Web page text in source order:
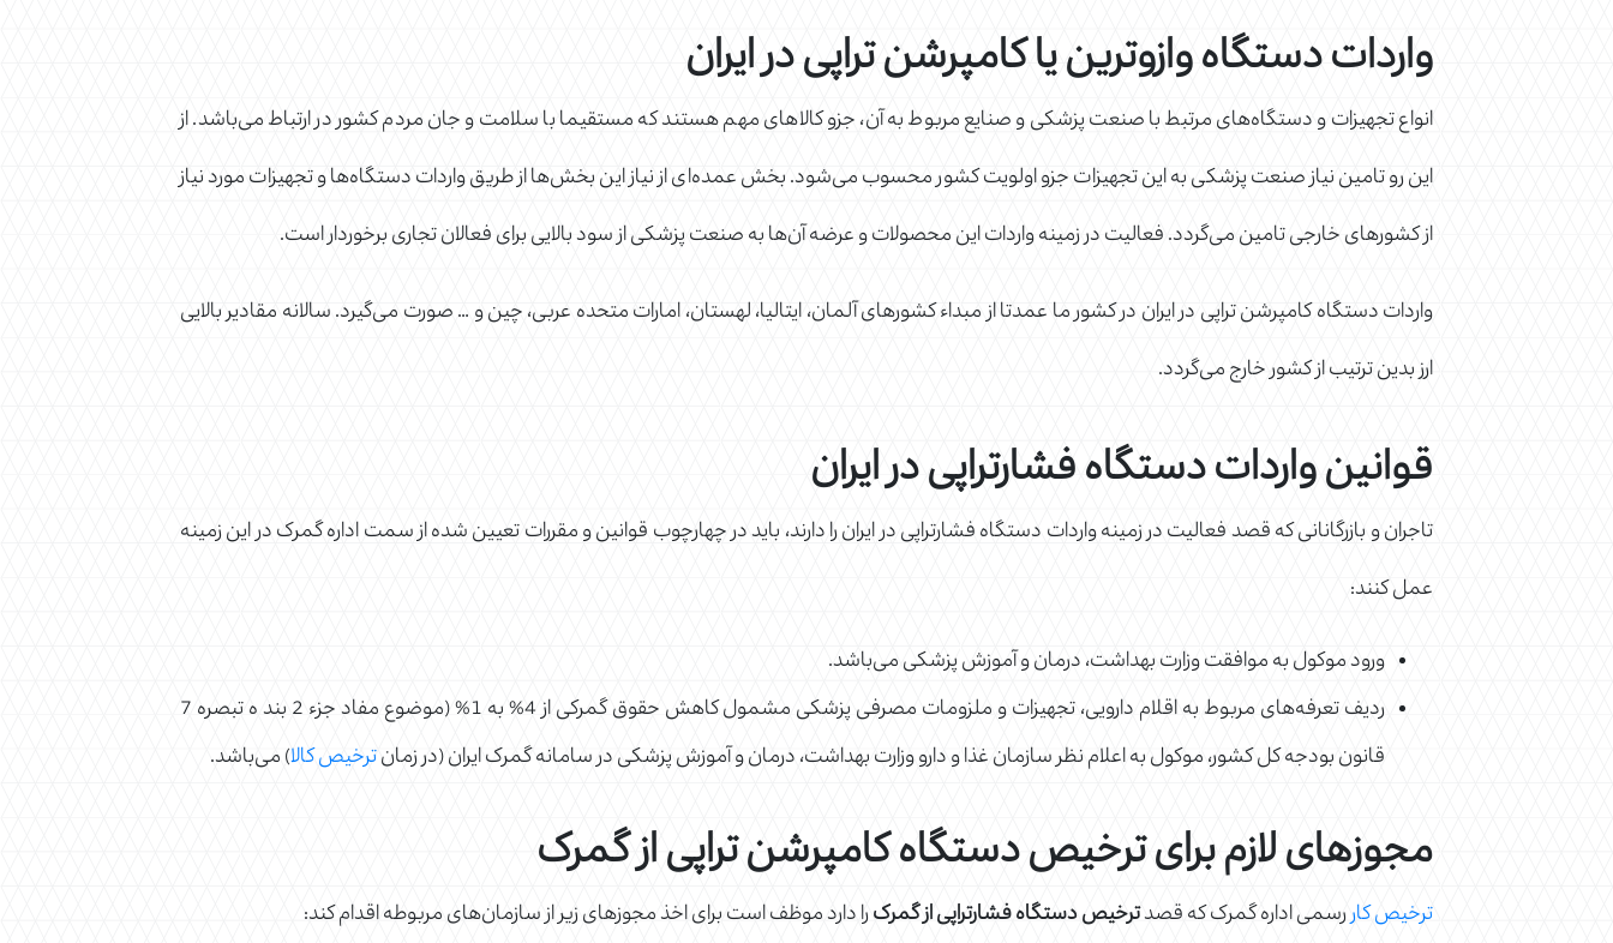
واردات دستگاه وازوترین یا کامپرشن تراپی در ایران
انواع تجهیزات و دستگاه‌های مرتبط با صنعت پزشکی و صنایع مربوط به آن، جزو کالاهای مهم هستند که مستقیما با سلامت و جان مردم کشور در ارتباط می‌باشد. از
این رو تامین نیاز صنعت پزشکی به این تجهیزات جزو اولویت کشور محسوب می‌شود. بخش عمده‌ای از نیاز این بخش‌ها از طریق واردات دستگاه‌ها و تجهیزات مورد نیاز
از کشورهای خارجی تامین می‌گردد. فعالیت در زمینه واردات این محصولات و عرضه آن‌ها به صنعت پزشکی از سود بالایی برای فعالان تجاری برخوردار است.
واردات دستگاه کامپرشن تراپی در ایران در کشور ما عمدتا از مبداء کشورهای آلمان، ایتالیا، لهستان، امارات متحده عربی، چین و … صورت می‌گیرد. سالانه مقادیر بالایی
ارز بدین ترتیب از کشور خارج می‌گردد.
قوانین واردات دستگاه فشارتراپی در ایران
تاجران و بازرگانانی که قصد فعالیت در زمینه واردات دستگاه فشارتراپی در ایران را دارند، باید در چهارچوب قوانین و مقررات تعیین شده از سمت اداره گمرک در این زمینه
عمل کنند:
ورود موکول به موافقت وزارت بهداشت، درمان و آموزش پزشکی می‌باشد.
ردیف تعرفه‌های مربوط به اقلام دارویی، تجهیزات و ملزومات مصرفی پزشکی مشمول کاهش حقوق گمرکی از 4% به 1% (موضوع مفاد جزء 2 بند ه تبصره 7
قانون بودجه کل کشور، موکول به اعلام نظر سازمان غذا و دارو وزارت بهداشت، درمان و آموزش پزشکی در سامانه گمرک ایران (در زمانترخیص کالا) می‌باشد.
مجوزهای لازم برای ترخیص دستگاه کامپرشن تراپی از گمرک
ترخیص کاررسمی اداره گمرک که قصدترخیص دستگاه فشارتراپی از گمرکرا دارد موظف است برای اخذ مجوزهای زیر از سازمان‌های مربوطه اقدام کند: